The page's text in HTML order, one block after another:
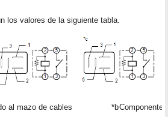
los valores de la siguiente tabla.
al mazo de cables
*bComponente